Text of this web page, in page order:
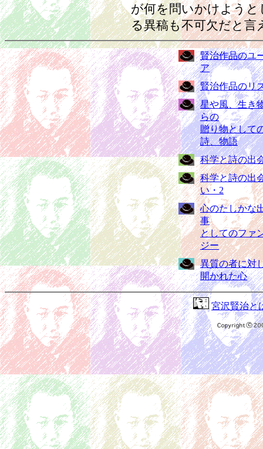
が何を問いかけよう
る異稿も不可欠だと言
賢治作品のユ
ア
賢治作品のリ
星や風、生き
らの
贈り物として
詩、物語
科学と詩の出
科学と詩の出
い・2
心のたしかな
事
としてのファ
ジー
異質の者に対
開かれた心
宮沢賢治と